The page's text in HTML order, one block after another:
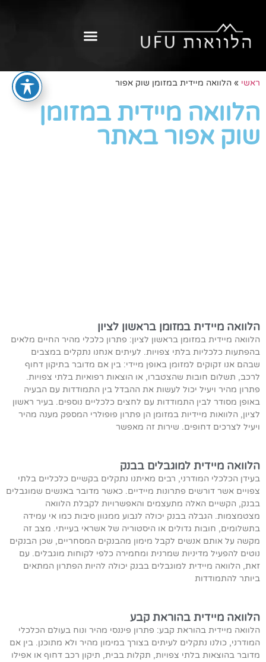
ראשי » הלוואה מיידית במזומן שוק אפור
הלוואה מיידית במזומן
שוק אפור באתר
הלוואה מיידית במזומן בראשון לציון
הלוואה מיידית במזומן בראשון לציון: פתרון כלכלי מהיר החיים מלאים
בהפתעות כלכליות בלתי צפויות. לעיתים אנחנו נתקלים במצבים
שבהם אנו זקוקים למזומן באופן מיידי: בין אם מדובר בתיקון דחוף
לרכב, תשלום חובות שהצטברו, או הוצאות רפואיות בלתי צפויות.
פתרון מהיר ויעיל יכול לעשות את ההבדל בין התמודדות עם הבעיה
באופן מסודר לבין התמודדות עם לחצים כלכליים נוספים. בעיר ראשון
לציון, הלוואות מיידיות במזומן הן פתרון פופולרי המספק מענה מהיר
ויעיל לצרכים דחופים. שירות זה מאפשר
הלוואה מיידית למוגבלים בבנק
בעידן הכלכלי המודרני, רבים מאיתנו נתקלים בקשיים כלכליים בלתי
צפויים אשר דורשים פתרונות מיידיים. כאשר מדובר באנשים שמוגבלים
בבנק, הקשיים האלה מתעצמים והאפשרויות לקבלת הלוואה
מצטמצמות. הגבלה בבנק יכולה לנבוע ממגוון סיבות כמו אי עמידה
בתשלומים, חובות גדולים או היסטוריה של אשראי בעייתי. מצב זה
מקשה על אותם אנשים לקבל מימון מהבנקים המסחריים, שכן הבנקים
נוטים להפעיל מדיניות שמרנית ומחמירה כלפי לקוחות מוגבלים. עם
זאת, הלוואה מיידית למוגבלים בבנק יכולה להיות הפתרון המתאים
ביותר להתמודדות
הלוואה מיידית בהוראת קבע
הלוואה מיידית בהוראת קבע: פתרון פיננסי מהיר ונוח בעולם הכלכלי
המודרני, כולנו נתקלים לעיתים בצורך במימון מהיר ולא מתוכנן. בין אם
מדובר בהוצאות בלתי צפויות, תקלות בבית, תיקון רכב דחוף או אפילו